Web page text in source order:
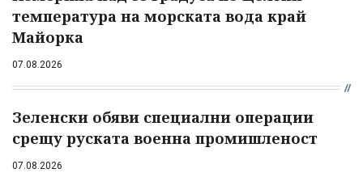
температура на морската вода край
Майорка
07.08.2026
Зеленски обяви специални операции
срещу руската военна промишленост
07.08.2026